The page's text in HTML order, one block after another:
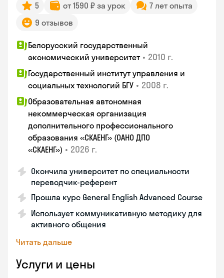
5 от 1590 ₽ за урок
7 лет опыта
9 отзывов
Белорусский государственный
экономический университет • 2010 г.
Государственный институт управления и
социальных технологий БГУ • 2008 г.
Образовательная автономная
некоммерческая организация
дополнительного профессионального
образования «СКАЕНГ» (ОАНО ДПО
«СКАЕНГ») • 2026 г.
Окончила университет по специальности
переводчик-референт
Прошла курс General English Advanced Course
Использует коммуникативную методику для
активного общения
Читать дальше
Услуги и цены